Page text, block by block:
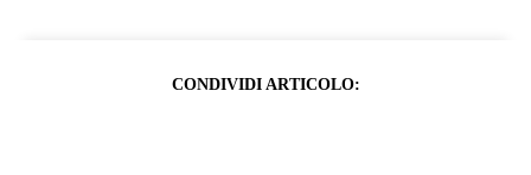
CONDIVIDI ARTICOLO: